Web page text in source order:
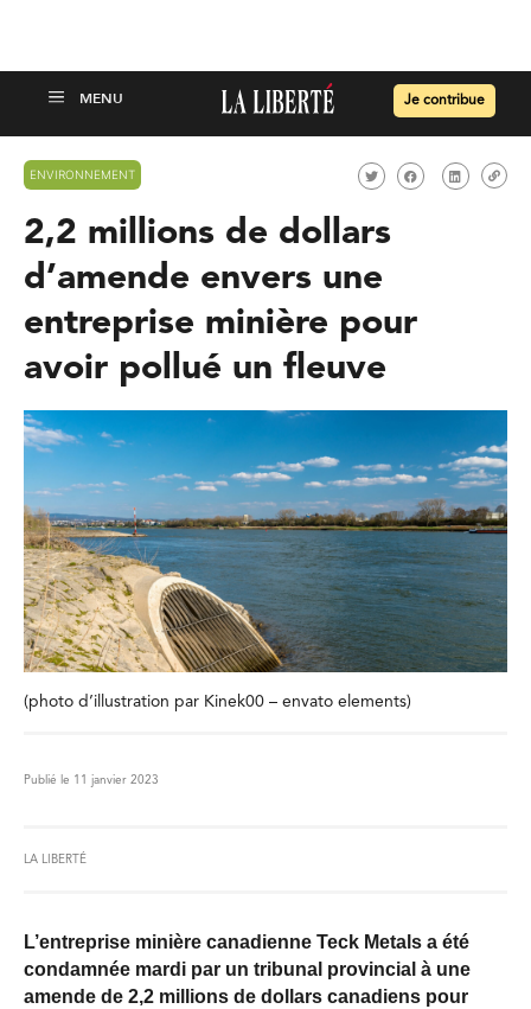
Je contribue
ENVIRONNEMENT
2,2 millions de dollars
d’amende envers une
entreprise minière pour
avoir pollué un fleuve
(photo d’illustration par Kinek00 – envato elements)
Publié le 11 janvier 2023
LA LIBERTÉ
L’entreprise minière canadienne Teck Metals a été
condamnée mardi par un tribunal provincial à une
amende de 2,2 millions de dollars canadiens pour